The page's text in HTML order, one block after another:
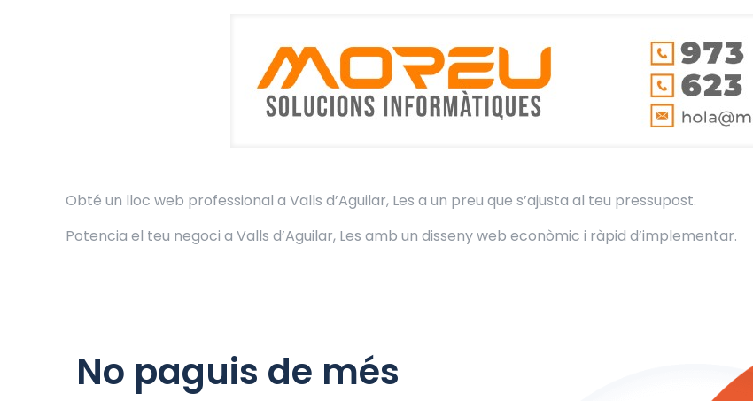
Obté un lloc web professional a Valls d’Aguilar, Les a un preu que s’ajusta al teu pressupost.
Potencia el teu negoci a Valls d’Aguilar, Les amb un disseny web econòmic i ràpid d’implementar.
No paguis de més